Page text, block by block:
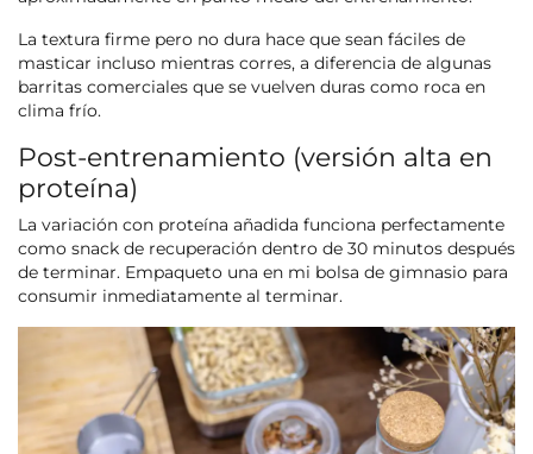
La textura firme pero no dura hace que sean fáciles de
masticar incluso mientras corres, a diferencia de algunas
barritas comerciales que se vuelven duras como roca en
clima frío.
Post-entrenamiento (versión alta en
proteína)
La variación con proteína añadida funciona perfectamente
como snack de recuperación dentro de 30 minutos después
de terminar. Empaqueto una en mi bolsa de gimnasio para
consumir inmediatamente al terminar.